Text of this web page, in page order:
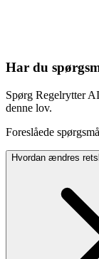
Har du
Spørg Regelrytter
denne lov.
Foreslåede
Hvordan ændres